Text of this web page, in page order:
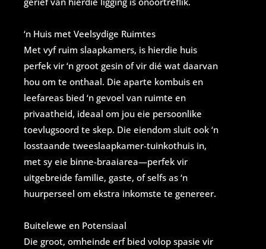
‘n Huis met Veelsydige Ruimtes
Met vyf ruim slaapkamers, is hierdie huis
perfek vir ‘n groot gesin of vir dié wat daarvan
hou om te onthaal. Die aparte kombuis en
leefareas bied ‘n gevoel van ruimte en
privaatheid, ideaal om jou eie persoonlike
toevlugsoord te skep. Die eiendom sluit ook ‘n
losstaande tweeslaapkamer-tuinkothuis in,
met sy eie binne-braaiarea—perfek vir
uitgebreide familie, gaste, of selfs as ‘n
huurperseel om ekstra inkomste te genereer.
Buitelewe en Potensiaal
Die groot, omheinde erf bied volop spasie vir